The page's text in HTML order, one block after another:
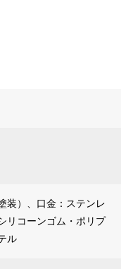
装）、口金：ステンレ
リコーンゴム・ポリプ
ル